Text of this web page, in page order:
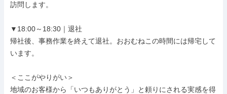
訪問します。
▼18:00～18:30｜退社
帰社後、事務作業を終えて退社。おおむねこの時間には帰宅して
います。
＜ここがやりがい＞
地域のお客様から「いつもありがとう」と頼りにされる実感を得